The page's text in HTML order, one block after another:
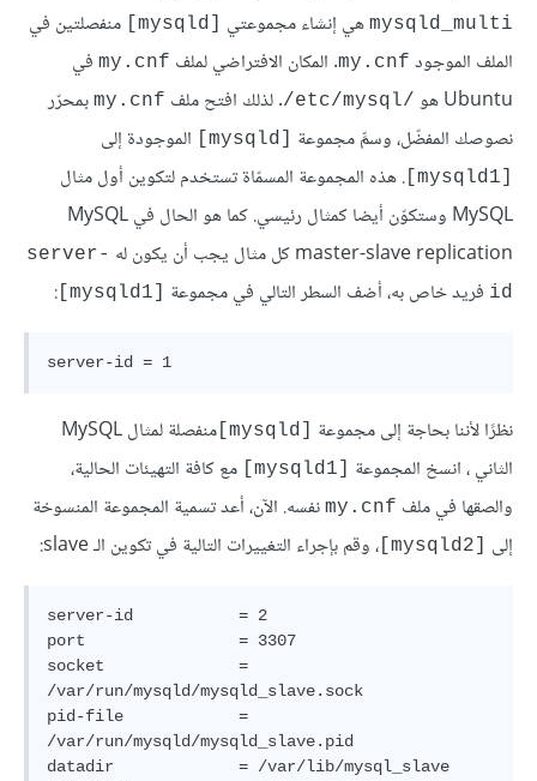
mysqld_multi هي إنشاء مجموعتي
منفصلتين في
الملف الموجود my.cnf. المكان الافتراضي لملف my.cnf في
Ubuntu هو
/etc/mysql/ . لذلك افتح ملف my.cnf بمحرّر
نصوصك المفضّل، وسمِّ مجموعة
الموجودة إلى
. هذه المجموعة المسمّاة تستخدم لتكوين أول مثال
MySQL وستكوّن أيضا كمثال رئيسي. كما هو الحال في MySQL
master-slave replication كل مثال يجب أن يكون له
server-
id فريد خاص به، أضف السطر التالي في مجموعة :
server-id = 1
نظرًا لأننا بحاجة إلى مجموعة
منفصلة لمثال MySQL
الثاني ، انسخ المجموعة
مع كافة التهيئات الحالية،
والصقها في ملف my.cnf نفسه. الآن، أعد تسمية المجموعة المنسوخة
إلى
، وقم بإجراء التغييرات التالية في تكوين الـ slave:
server-id           = 2
port                = 3307
socket              =
/var/run/mysqld/mysqld_slave.sock
pid-file            =
/var/run/mysqld/mysqld_slave.pid
datadir             = /var/lib/mysql_slave